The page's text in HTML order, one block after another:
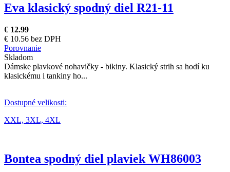
Eva klasický spodný diel R21-11
€ 12.99
€ 10.56 bez DPH
Porovnanie
Skladom
Dámske plavkové nohavičky - bikiny. Klasický strih sa hodí ku
klasickému i tankiny ho...
Dostupné velikosti:
XXL, 3XL, 4XL
Bontea spodný diel plaviek WH86003